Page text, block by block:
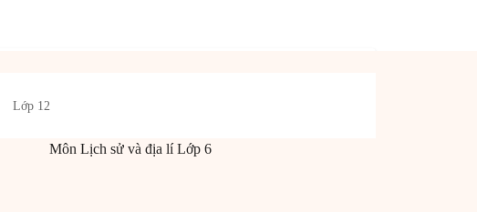
Lớp 12
Môn Lịch sử và địa lí Lớp 6